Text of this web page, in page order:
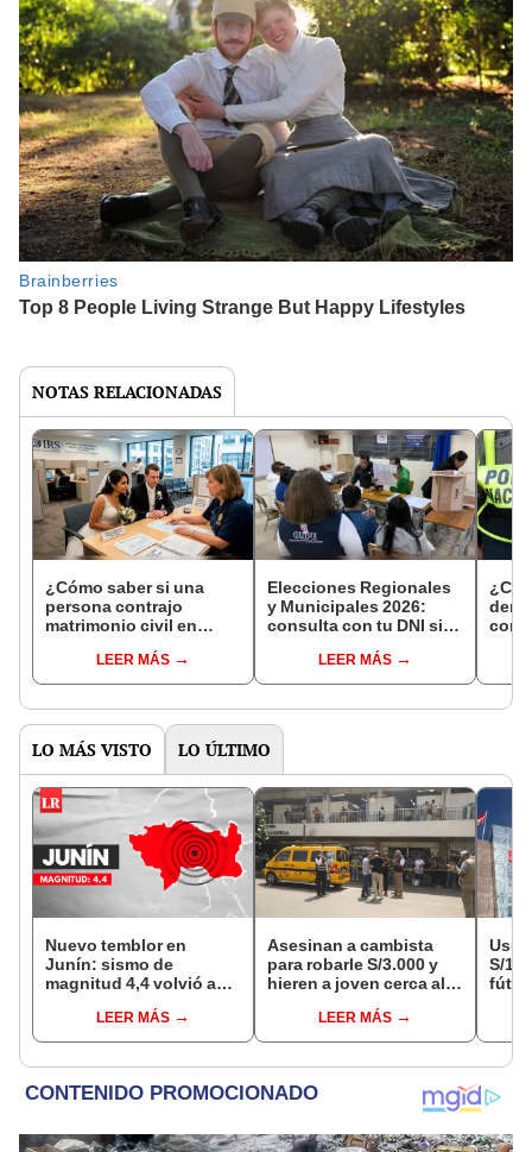
NOTAS RELACIONADAS
¿Cómo saber si una
persona contrajo
matrimonio civil en
LEER MÁS
Elecciones Regionales
y Municipales 2026:
consulta con tu DNI si
de mesa para este 4 de
octubre en el link oficial
LEER MÁS
con
LO MÁS VISTO LO ÚLTIMO
Nuevo temblor en
Junín: sismo de
magnitud 4,4 volvió a
según IGPLEER MÁS
Asesinan a cambista
para robarle S/3.000 y
hieren a joven cerca al
CercadoLEER MÁS
S/